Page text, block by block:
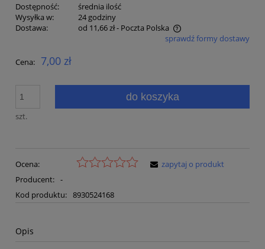
Dostępność:
średnia ilość
Wysyłka w:
24 godziny
Dostawa:
od 11,66 zł- Poczta Polska
Cena nie zawiera ewentualnych kosztów płatnościsprawdź formy dostawy
Cena: 7,00 zł
szt.
do koszyka
Ocena:
Producent: -
Kod produktu: 8930524168
zapytaj o produkt
Opis